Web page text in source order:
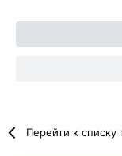
Перейти к списку